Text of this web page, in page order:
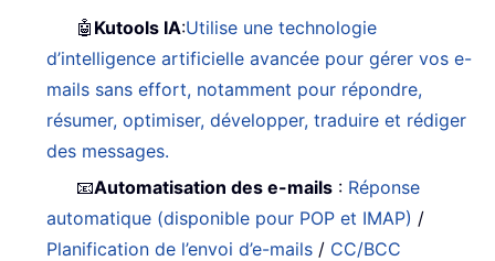
🤖 Kutools IA:Utilise une technologie
d’intelligence artificielle avancée pour gérer vos e-
mails sans effort, notamment pour répondre,
résumer, optimiser, développer, traduire et rédiger
des messages.
📧Automatisation des e-mails : Réponse
automatique (disponible pour POP et IMAP) /
Planification de l’envoi d’e-mails / CC/BCC